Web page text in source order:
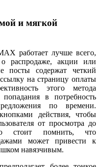
и мягкой
работает лучше всего,
распродаже, акции или
посты содержат четкий
на страницу оплаты
этого метода
в потребность
по времени.
действия, чтобы
от просмотра до
стоит помнить, что
может привести к
навязчивым.